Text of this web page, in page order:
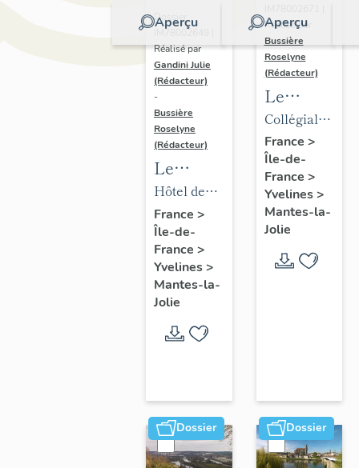
Aperçu
Dossier
IM78002649 |
Réalisé par
Gandini Julie
(Rédacteur)
-
Bussière
Roselyne
(Rédacteur)
Le
mobilier
de l'hôtel
de ville
Hôtel de
ville
France >
Île-de-
France >
Yvelines>
Mantes-la-
Jolie
Aperçu
Réalisé par
Bussière
Roselyne
(Rédacteur)
Le
mobilier
de la
collégiale
Collégiale
Notre-
Dame
France >
Île-de-
France >
Yvelines>
Mantes-la-
Jolie
Dossier Dossier